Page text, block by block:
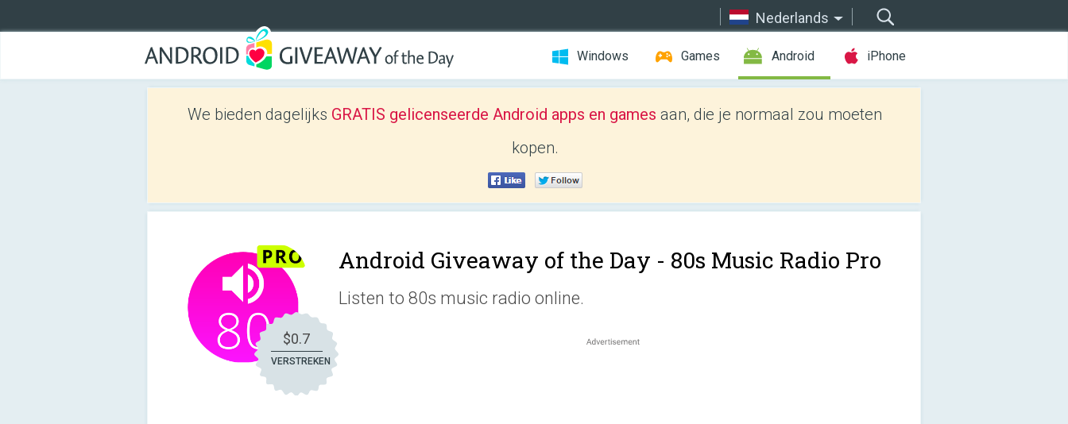
Nederlands
Windows Games Android iPhone
We bieden dagelijks GRATIS gelicenseerde Android apps en games aan, die je normaal zou moeten
kopen.
$0.7
VERSTREKEN
Android Giveaway of the Day - 80s Music Radio Pro
Listen to 80s music radio online.